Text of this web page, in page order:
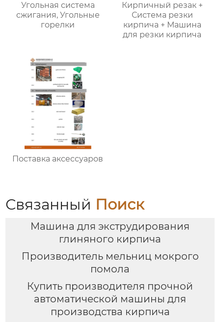
Угольная система
сжигания, Угольные
горелки
Кирпичный резак +
Система резки
кирпича + Машина
для резки кирпича
Поставка аксессуаров
Связанный Поиск
Машина для экструдирования
глиняного кирпича
Производитель мельниц мокрого
помола
Купить производителя прочной
автоматической машины для
производства кирпича